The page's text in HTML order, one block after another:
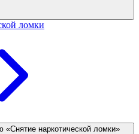
ломки
наркотической ломки»